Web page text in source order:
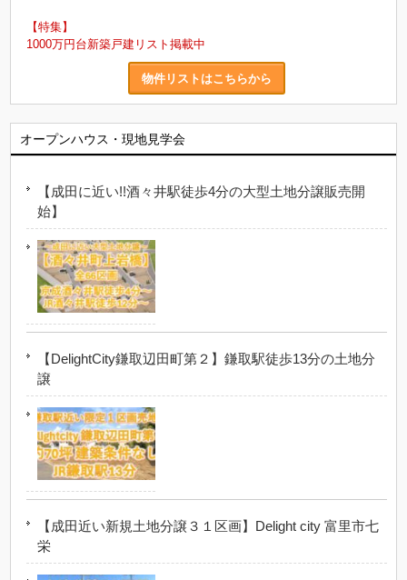
【特集】
1000万円台新築戸建リスト掲載中
物件リストはこちらから
オープンハウス・現地見学会
【成田に近い!!酒々井駅徒歩4分の大型土地分譲販売開
始】
【DelightCity鎌取辺田町第２】鎌取駅徒歩13分の土地分
譲
【成田近い新規土地分譲３１区画】Delight city 富里市七
栄